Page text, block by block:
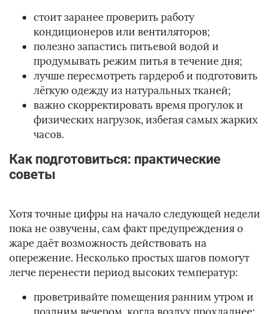
стоит заранее проверить работу
кондиционеров или вентиляторов;
полезно запастись питьевой водой и
продумывать режим питья в течение дня;
лучше пересмотреть гардероб и подготовить
лёгкую одежду из натуральных тканей;
важно скорректировать время прогулок и
физических нагрузок, избегая самых жарких
часов.
Как подготовиться: практические
советы
Хотя точные цифры на начало следующей недели
пока не озвучены, сам факт предупреждения о
жаре даёт возможность действовать на
опережение. Несколько простых шагов помогут
легче перенести период высоких температур:
проветривайте помещения ранним утром и